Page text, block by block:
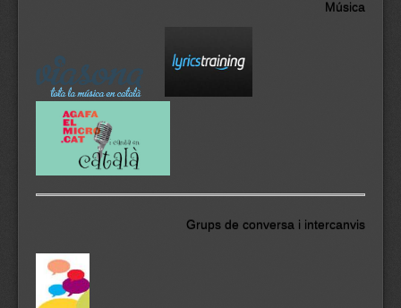
Música
Grups de conversa i intercanvis